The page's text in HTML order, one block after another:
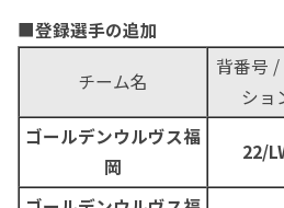
■登録選手の追加
チーム名
背番号 /
ショ
ゴールデンウルヴス福
岡
22/